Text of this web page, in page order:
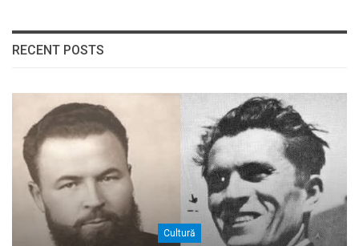
RECENT POSTS
Cultură